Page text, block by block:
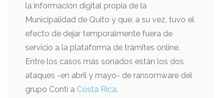
la información digital propia de la
Municipalidad de Quito y que, a su vez, tuvo el
efecto de dejar temporalmente fuera de
servicio a la plataforma de trámites online.
Entre los casos más sonados están los dos
ataques -en abril y mayo- de ransomware del
grupo Conti a Costa Rica.